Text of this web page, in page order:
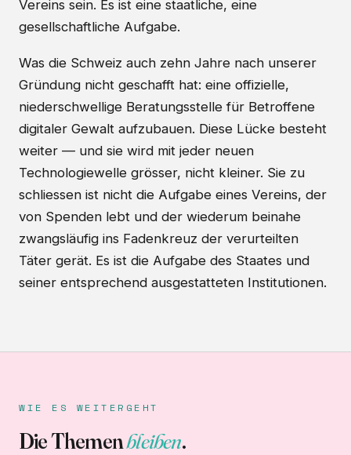
Vereins sein. Es ist eine staatliche, eine
gesellschaftliche Aufgabe.
Was die Schweiz auch zehn Jahre nach unserer
Gründung nicht geschafft hat: eine offizielle,
niederschwellige Beratungsstelle für Betroffene
digitaler Gewalt aufzubauen. Diese Lücke besteht
weiter — und sie wird mit jeder neuen
Technologiewelle grösser, nicht kleiner. Sie zu
schliessen ist nicht die Aufgabe eines Vereins, der
von Spenden lebt und der wiederum beinahe
zwangsläufig ins Fadenkreuz der verurteilten
Täter gerät. Es ist die Aufgabe des Staates und
seiner entsprechend ausgestatteten Institutionen.
WIE ES WEITERGEHT
Die Themenbleiben.